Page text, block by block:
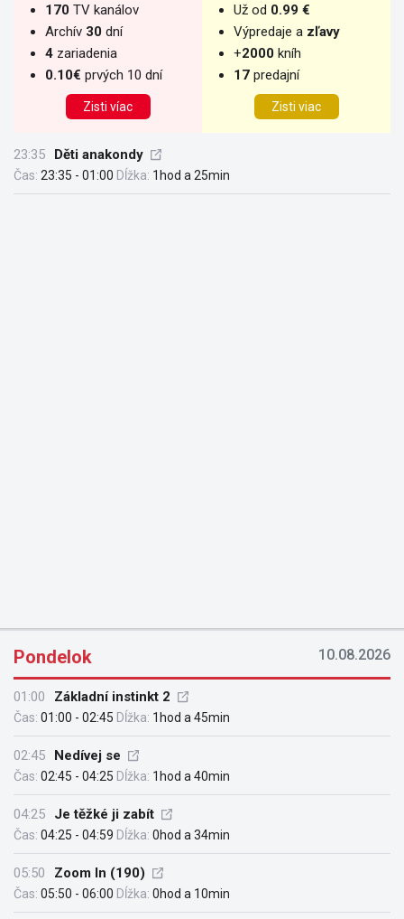
170 TV kanálov
Archív 30 dní
4 zariadenia
0.10€ prvých 10 dní
Zisti víac
Už od 0.99 €
Výpredaje a zľavy
+2000 kníh
17 predajní
Zisti viac
23:35 Děti anakondy
Čas: 23:35 - 01:00 Dĺžka: 1hod a 25min
Pondelok 10.08.2026
01:00 Základní instinkt 2
Čas: 01:00 - 02:45 Dĺžka: 1hod a 45min
02:45 Nedívej se
Čas: 02:45 - 04:25 Dĺžka: 1hod a 40min
04:25 Je těžké ji zabít
Čas: 04:25 - 04:59 Dĺžka: 0hod a 34min
05:50 Zoom In (190)
Čas: 05:50 - 06:00 Dĺžka: 0hod a 10min